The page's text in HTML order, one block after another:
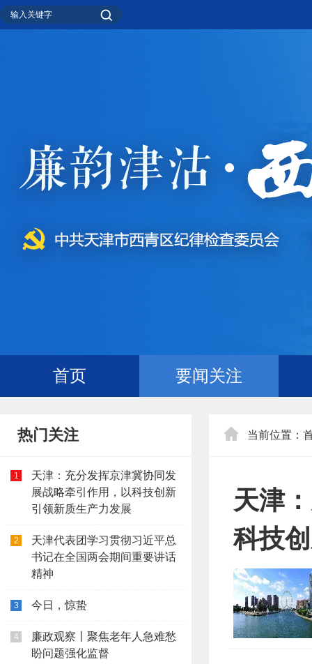
首页 要闻关注
热门关注
1
天津：充分发挥京津冀协同发
展战略牵引作用，以科技创新
引领新质生产力发展
2
天津代表团学习贯彻习近平总
书记在全国两会期间重要讲话
精神
3 今日，惊蛰
4
廉政观察丨聚焦老年人急难愁
盼问题强化监督
当前位置：
天津
科技